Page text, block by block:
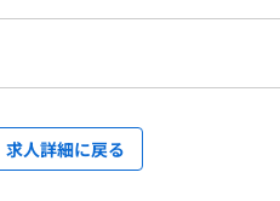
求人詳細に戻る